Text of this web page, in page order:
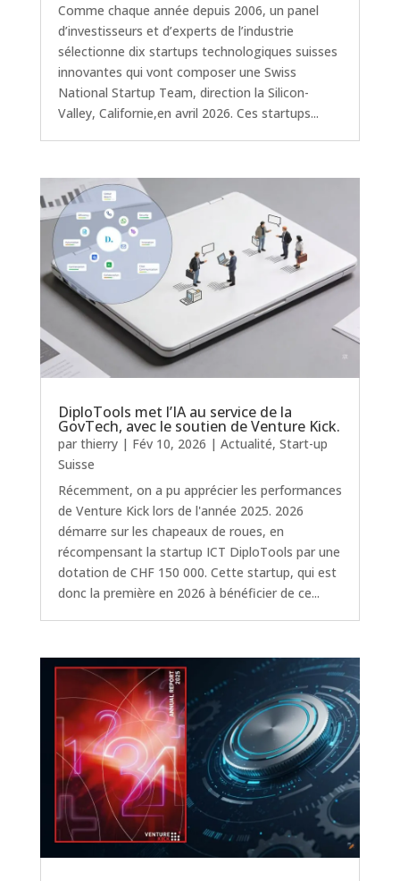
Comme chaque année depuis 2006, un panel
d’investisseurs et d’experts de l’industrie
sélectionne dix startups technologiques suisses
innovantes qui vont composer une Swiss
National Startup Team, direction la Silicon-
Valley, Californie,en avril 2026. Ces startups...
DiploTools met l’IA au service de la
GovTech, avec le soutien de Venture Kick.
par thierry| Fév 10, 2026 | Actualité, Start-up
Suisse
Récemment, on a pu apprécier les performances
de Venture Kick lors de l'année 2025. 2026
démarre sur les chapeaux de roues, en
récompensant la startup ICT DiploTools par une
dotation de CHF 150 000. Cette startup, qui est
donc la première en 2026 à bénéficier de ce...